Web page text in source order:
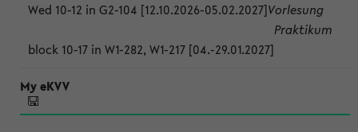
Wed 10-12 in G2-104 [12.10.2026-05.02.2027]Vorlesung
block 10-17 in W1-282, W1-217 [04.-29.01.2027]
Praktikum